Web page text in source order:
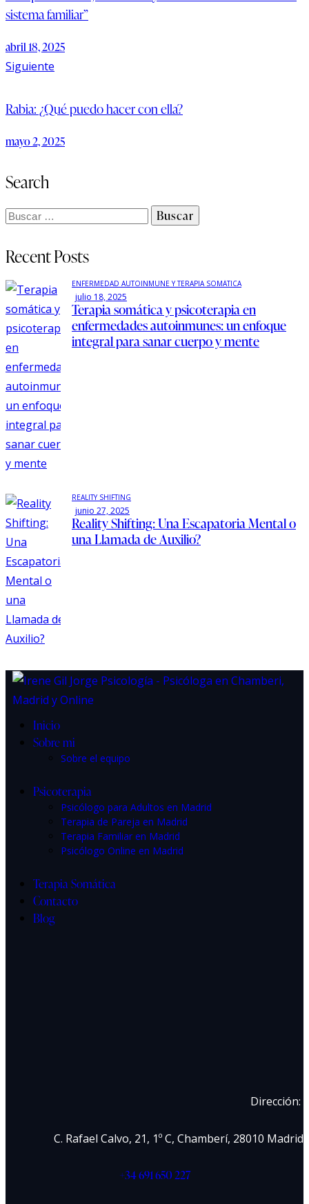
sistema familiar”
abril 18, 2025
Siguiente
Rabia: ¿Qué puedo hacer con ella?
mayo 2, 2025
Search
Recent Posts
ENFERMEDAD AUTOINMUNE Y TERAPIA SOMÁTICA
julio 18, 2025
Terapia somática y psicoterapia en
enfermedades autoinmunes: un enfoque
integral para sanar cuerpo y mente
REALITY SHIFTING
junio 27, 2025
Reality Shifting: Una Escapatoria Mental o
una Llamada de Auxilio?
Inicio
Sobre mi
Sobre el equipo
Psicoterapia
Psicólogo para Adultos en Madrid
Terapia de Pareja en Madrid
Terapia Familiar en Madrid
Psicólogo Online en Madrid
Terapia Somática
Contacto
Blog
Dirección:
C. Rafael Calvo, 21, 1º C, Chamberí, 28010 Madrid
+34 691 650 227